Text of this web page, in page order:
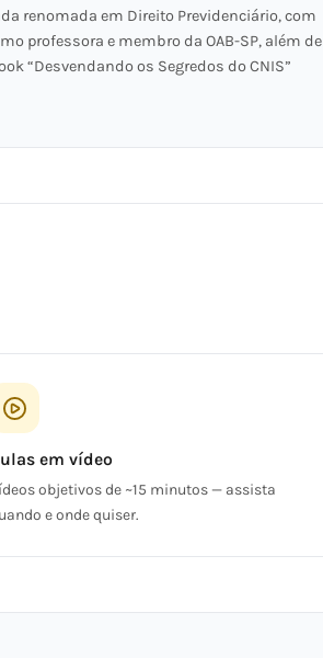
renomada em Direito Previdenciário, com
professora e membro da OAB-SP, além de
“Desvendando os Segredos do CNIS”
em vídeo
objetivos de ~15 minutos — assista
e onde quiser.